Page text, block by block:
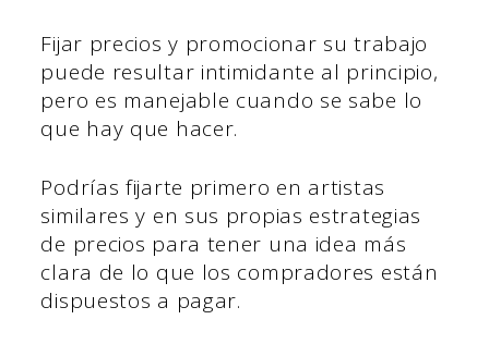
Fijar precios y promocionar su trabajo
puede resultar intimidante al principio,
pero es manejable cuando se sabe lo
que hay que hacer.
Podrías fijarte primero en artistas
similares y en sus propias estrategias
de precios para tener una idea más
clara de lo que los compradores están
dispuestos a pagar.